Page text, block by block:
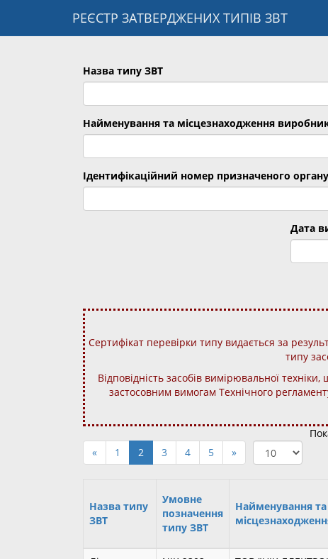
РЕЄСТР ЗАТВЕРДЖЕНИХ ТИПІВ ЗВТ
Назва типу ЗВТ
Найменування та місцезнаходження
Ідентифікаційний номер призначеного органу
Дата
Сертифікат перевірки типу видається за
типу
Відповідність засобів вимірювальної
застосовним вимогам Технічного
« 1 2 3 4 5 »
Назва типу
ЗВТ
Умовне
позначення
типу ЗВТ
Найменування та